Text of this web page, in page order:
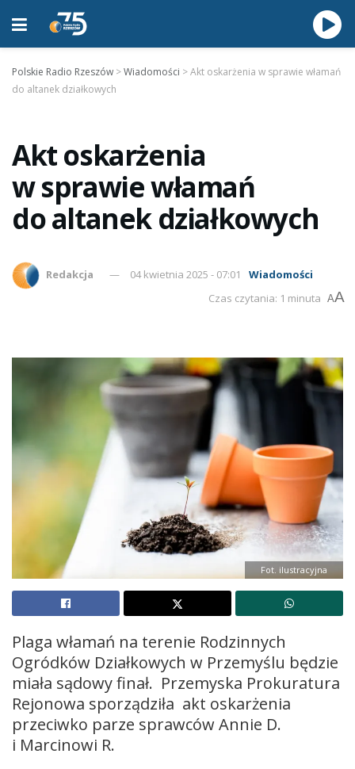
Polskie Radio Rzeszów >Wiadomości >Akt oskarżenia w sprawie włamań
do altanek działkowych
Akt oskarżenia
w sprawie włamań
do altanek działkowych
Redakcja 04 kwietnia 2025 - 07:01
Wiadomości
Czas czytania: 1 minuta AA
Fot. ilustracyjna
Plaga włamań na terenie Rodzinnych
Ogródków Działkowych w Przemyślu będzie
miała sądowy finał. Przemyska Prokuratura
Rejonowa sporządziła akt oskarżenia
przeciwko parze sprawców Annie D.
i Marcinowi R.